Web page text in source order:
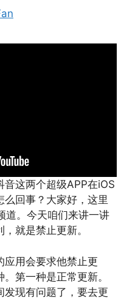
这两个超级APP在iOS
么回事？大家好，这里
道。今天咱们来讲一讲
就是禁止更新。
应用会要求他禁止更
第一种是正常更新。
发现有问题了，要去更